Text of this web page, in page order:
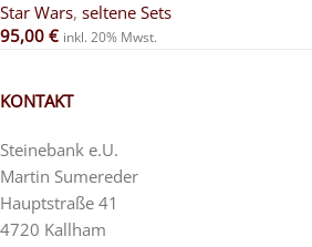
Star Wars, seltene Sets
95,00 € inkl. 20% Mwst.
KONTAKT
Steinebank e.U.
Martin Sumereder
Hauptstraße 41
4720 Kallham